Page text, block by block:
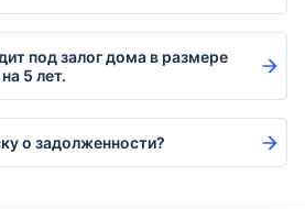
под залог дома в размере
5 лет.
о задолженности?